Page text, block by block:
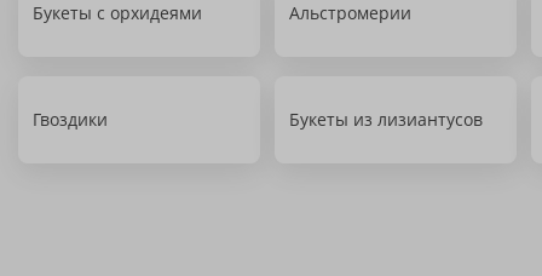
Букеты с орхидеями Альстромерии
Гвоздики Букеты из лизиантусов